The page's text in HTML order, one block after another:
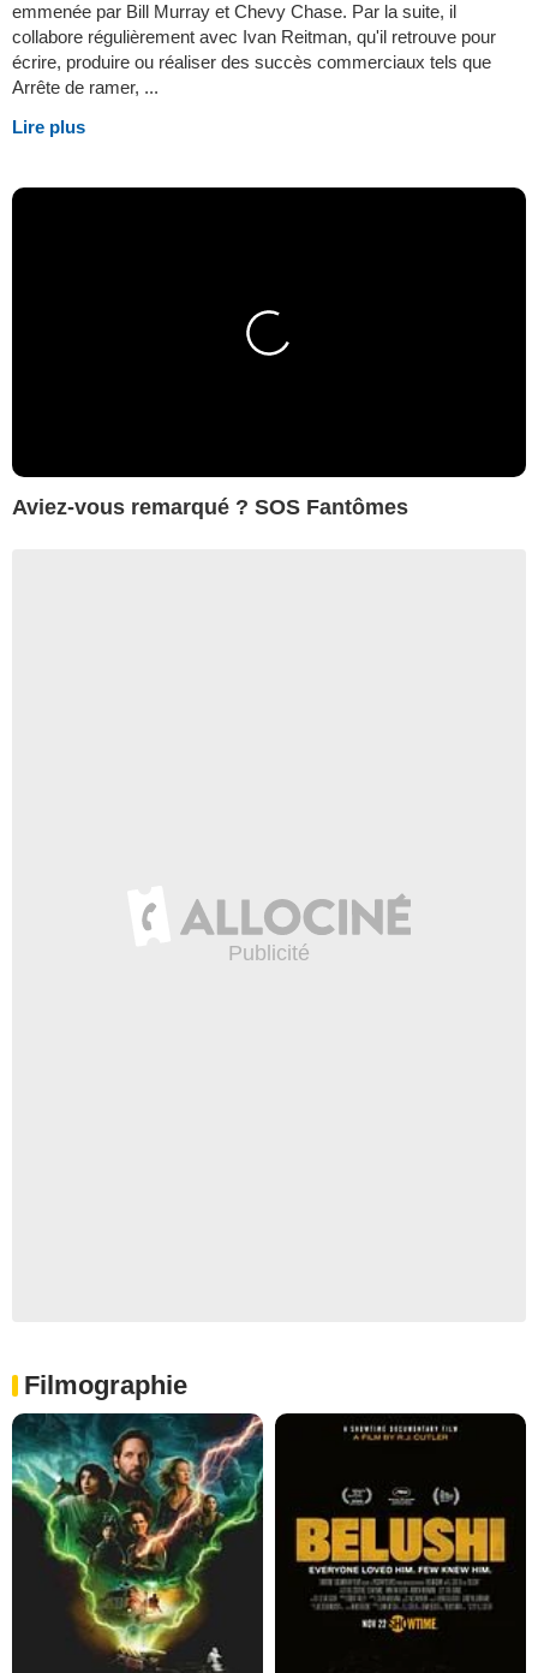
emmenée par Bill Murray et Chevy Chase. Par la suite, il
collabore régulièrement avec Ivan Reitman, qu'il retrouve pour
écrire, produire ou réaliser des succès commerciaux tels que
Arrête de ramer, ...
Lire plus
Aviez-vous remarqué ? SOS Fantômes
Filmographie